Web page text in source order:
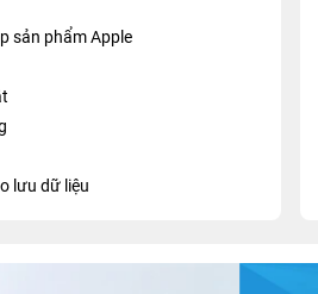
sản phẩm Apple
lưu dữ liệu